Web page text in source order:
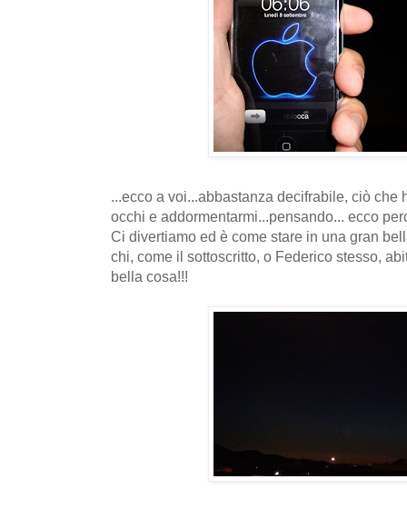
...ecco a voi...abbastanza decifrabile, ciò che
occhi e addormentarmi...pensando... ecco
Ci divertiamo ed è come stare in una gran
chi, come il sottoscritto, o Federico stesso,
bella cosa!!!